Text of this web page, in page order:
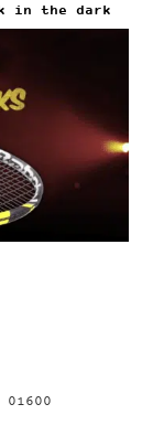
in the dark